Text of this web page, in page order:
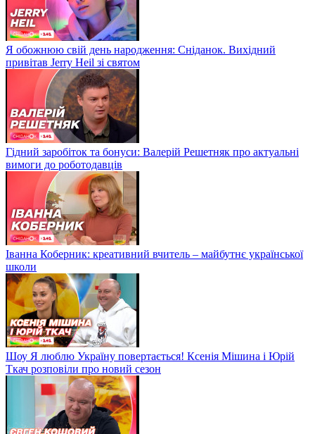
Я обожнюю свій день народження: Сніданок. Вихідний
привітав Jerry Heil зі святом
Гідний заробіток та бонуси: Валерій Решетняк про актуальні
вимоги до роботодавців
Іванна Коберник: креативний вчитель – майбутнє української
школи
Шоу Я люблю Україну повертається! Ксенія Мішина і Юрій
Ткач розповіли про новий сезон